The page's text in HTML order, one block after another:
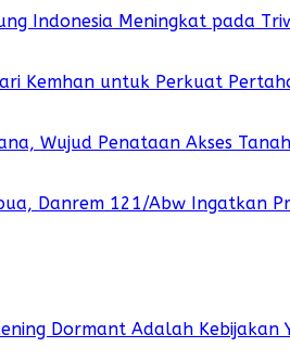
Indonesia Meningkat pada
Kemhan untuk Perkuat
Wujud Penataan Akses
Danrem 121/Abw
Dormant Adalah Kebijakan